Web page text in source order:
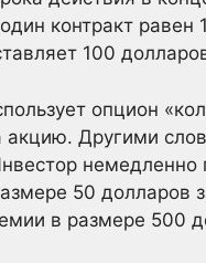
контракт
100
опцион
акцию. Другими
немедленно
50 долларов
в размере 500